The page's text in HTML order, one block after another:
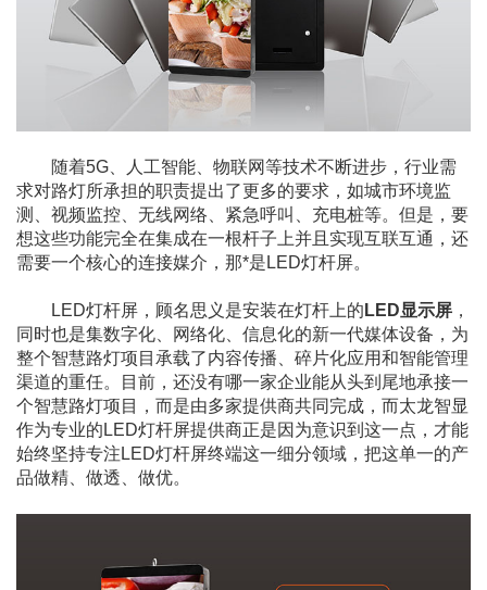
随着5G、人工智能、物联网等技术不断进步，行业需
求对路灯所承担的职责提出了更多的要求，如城市环境监
测、视频监控、无线网络、紧急呼叫、充电桩等。但是，要
想这些功能完全在集成在一根杆子上并且实现互联互通，还
需要一个核心的连接媒介，那*是LED灯杆屏。
LED灯杆屏，顾名思义是安装在灯杆上的 LED显示屏 ，
同时也是集数字化、网络化、信息化的新一代媒体设备，为
整个智慧路灯项目承载了内容传播、碎片化应用和智能管理
渠道的重任。目前，还没有哪一家企业能从头到尾地承接一
个智慧路灯项目，而是由多家提供商共同完成，而太龙智显
作为专业的LED灯杆屏提供商正是因为意识到这一点，才能
始终坚持专注LED灯杆屏终端这一细分领域，把这单一的产
品做精、做透、做优。